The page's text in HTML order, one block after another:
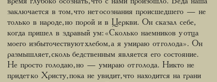
заключается в том, что нет осознания происшедшего — не
только в народе, но порой и в Церкви. Он сказал себе,
когда пришел в здравый ум: «Сколько наемников у отца
моего избыточествуют хлебом, а я умираю от голода». Он
размышляет, сколь бедственным является его состояние.
Не просто голодаю, но — умираю от голода. Никто не
придет ко Христу, пока не увидит, что находится на грани